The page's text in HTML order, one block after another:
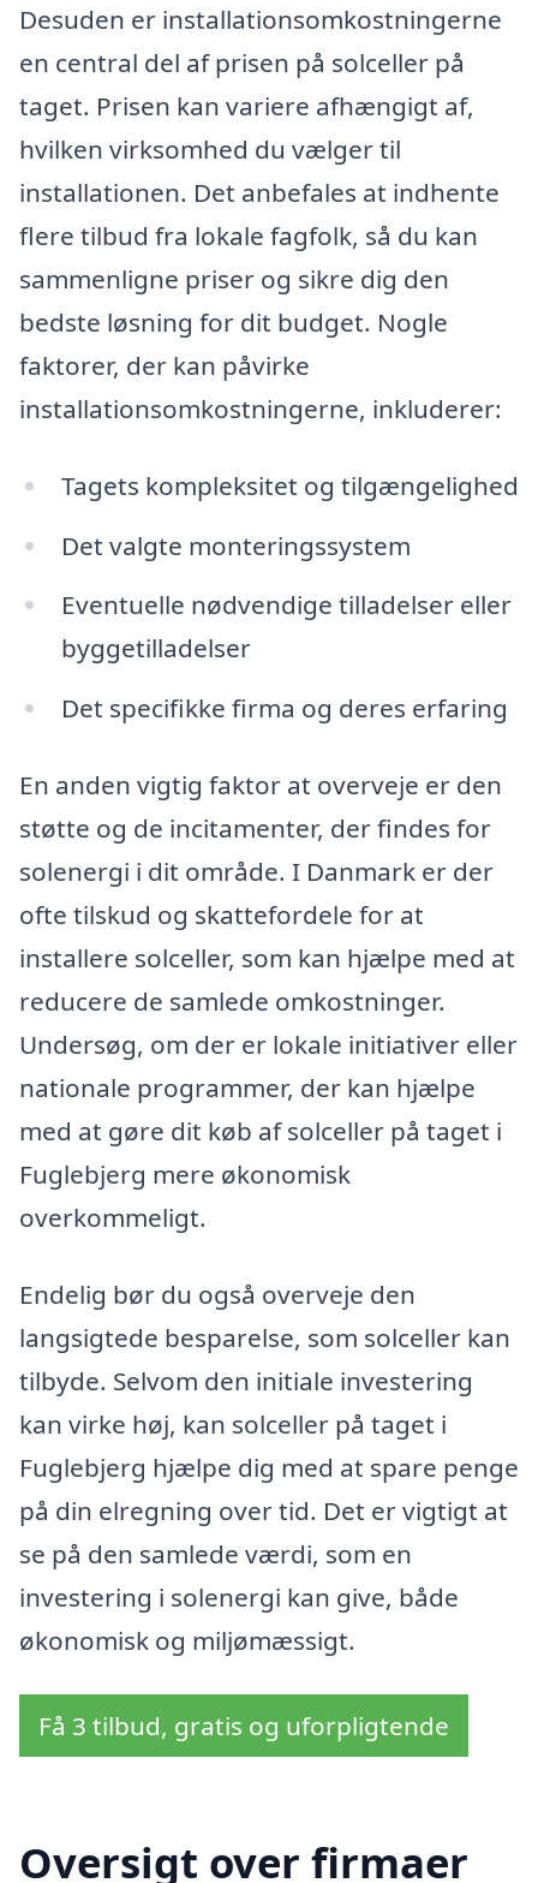
Desuden er installationsomkostningerne
en central del af prisen på solceller på
taget. Prisen kan variere afhængigt af,
hvilken virksomhed du vælger til
installationen. Det anbefales at indhente
flere tilbud fra lokale fagfolk, så du kan
sammenligne priser og sikre dig den
bedste løsning for dit budget. Nogle
faktorer, der kan påvirke
installationsomkostningerne, inkluderer:
Tagets kompleksitet og tilgængelighed
Det valgte monteringssystem
Eventuelle nødvendige tilladelser eller
byggetilladelser
Det specifikke firma og deres erfaring
En anden vigtig faktor at overveje er den
støtte og de incitamenter, der findes for
solenergi i dit område. I Danmark er der
ofte tilskud og skattefordele for at
installere solceller, som kan hjælpe med at
reducere de samlede omkostninger.
Undersøg, om der er lokale initiativer eller
nationale programmer, der kan hjælpe
med at gøre dit køb af solceller på taget i
Fuglebjerg mere økonomisk
overkommeligt.
Endelig bør du også overveje den
langsigtede besparelse, som solceller kan
tilbyde. Selvom den initiale investering
kan virke høj, kan solceller på taget i
Fuglebjerg hjælpe dig med at spare penge
på din elregning over tid. Det er vigtigt at
se på den samlede værdi, som en
investering i solenergi kan give, både
økonomisk og miljømæssigt.
Få 3 tilbud, gratis og uforpligtende
Oversigt over firmaer